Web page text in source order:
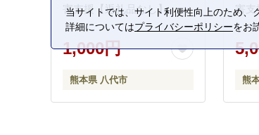
害支援【返礼品なし】
1,000円
熊本県 八代市
害支
熊
当サイトでは、サイト利便性向上のため、
詳細についてはプライバシーポリシーをお